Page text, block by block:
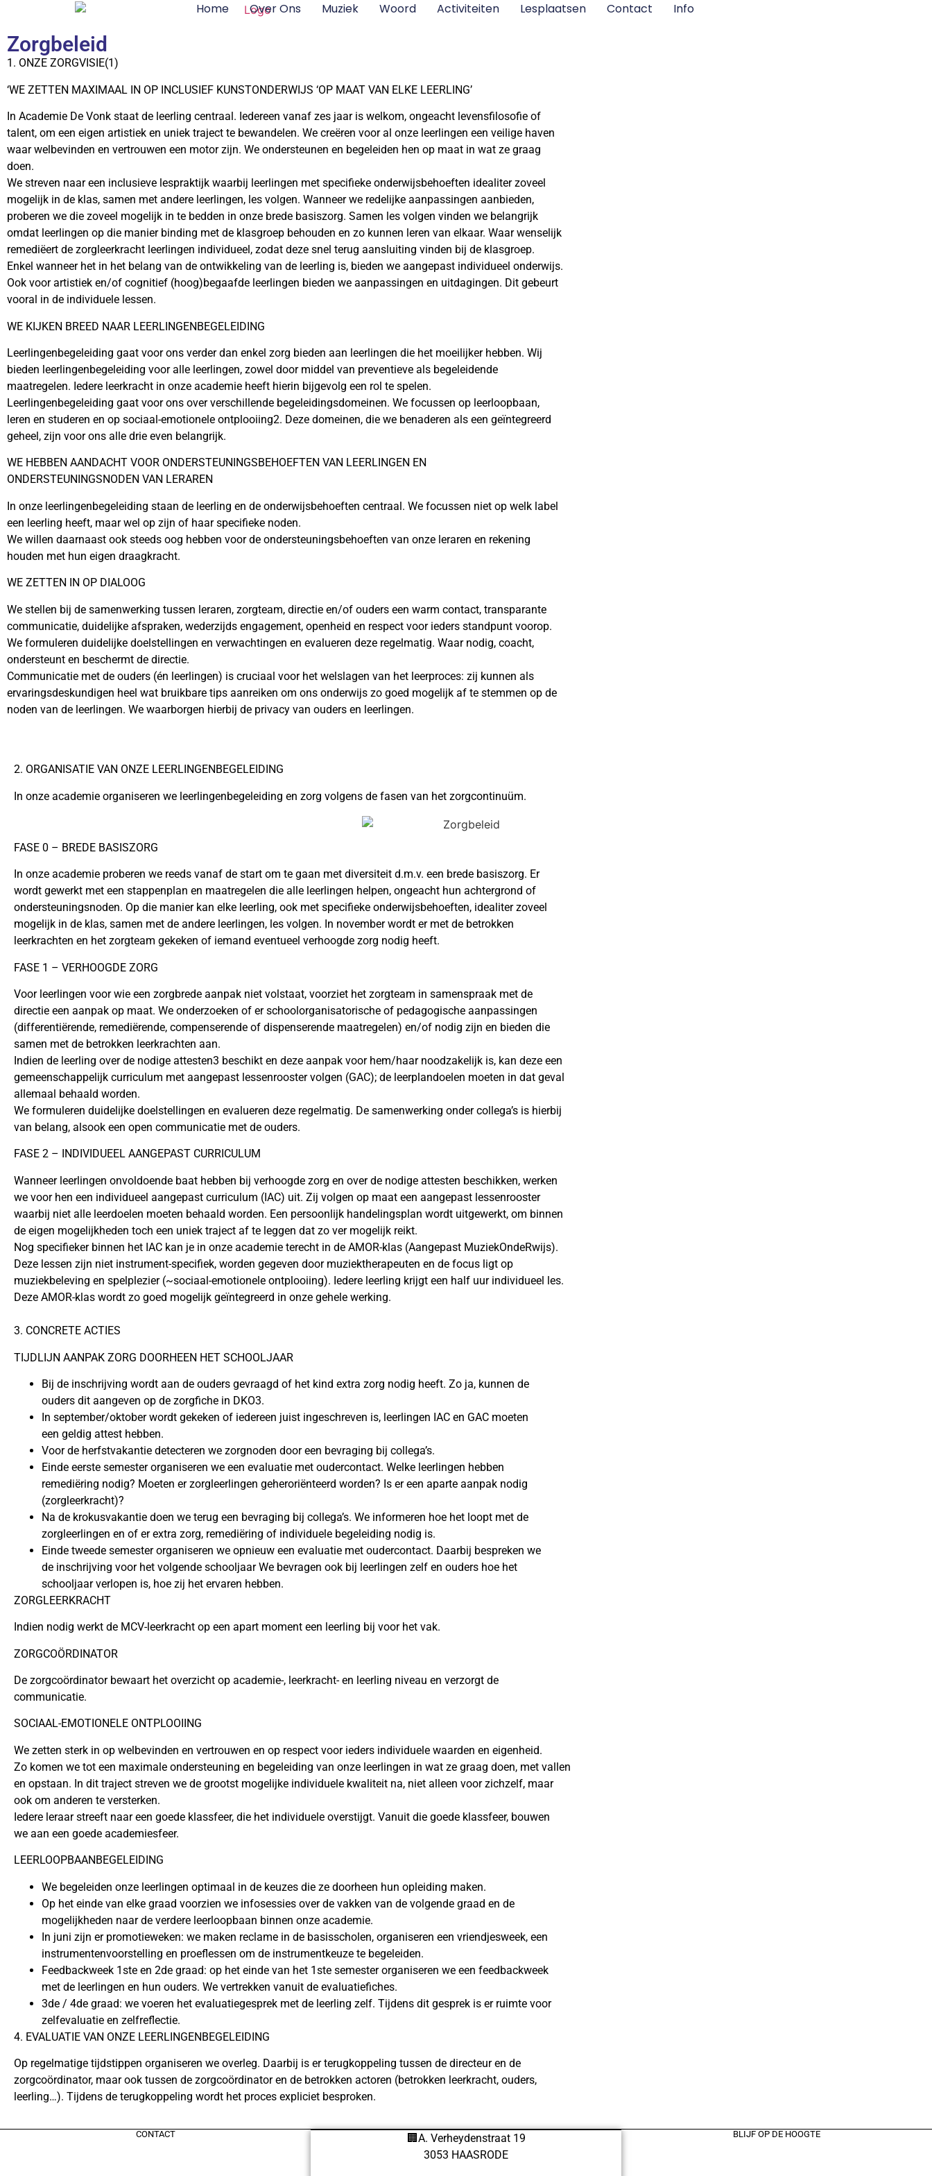
Home Over Ons Muziek Woord Activiteiten Lesplaatsen Contact Info
Zorgbeleid
1. ONZE ZORGVISIE(1)
‘WE ZETTEN MAXIMAAL IN OP INCLUSIEF KUNSTONDERWIJS ‘OP MAAT VAN ELKE LEERLING’
In Academie De Vonk staat de leerling centraal. Iedereen vanaf zes jaar is welkom, ongeacht levensfilosofie of
talent, om een eigen artistiek en uniek traject te bewandelen. We creëren voor al onze leerlingen een veilige haven
waar welbevinden en vertrouwen een motor zijn. We ondersteunen en begeleiden hen op maat in wat ze graag
doen.
We streven naar een inclusieve lespraktijk waarbij leerlingen met specifieke onderwijsbehoeften idealiter zoveel
mogelijk in de klas, samen met andere leerlingen, les volgen. Wanneer we redelijke aanpassingen aanbieden,
proberen we die zoveel mogelijk in te bedden in onze brede basiszorg. Samen les volgen vinden we belangrijk
omdat leerlingen op die manier binding met de klasgroep behouden en zo kunnen leren van elkaar. Waar wenselijk
remediëert de zorgleerkracht leerlingen individueel, zodat deze snel terug aansluiting vinden bij de klasgroep.
Enkel wanneer het in het belang van de ontwikkeling van de leerling is, bieden we aangepast individueel onderwijs.
Ook voor artistiek en/of cognitief (hoog)begaafde leerlingen bieden we aanpassingen en uitdagingen. Dit gebeurt
vooral in de individuele lessen.
WE KIJKEN BREED NAAR LEERLINGENBEGELEIDING
Leerlingenbegeleiding gaat voor ons verder dan enkel zorg bieden aan leerlingen die het moeilijker hebben. Wij
bieden leerlingenbegeleiding voor alle leerlingen, zowel door middel van preventieve als begeleidende
maatregelen. Iedere leerkracht in onze academie heeft hierin bijgevolg een rol te spelen.
Leerlingenbegeleiding gaat voor ons over verschillende begeleidingsdomeinen. We focussen op leerloopbaan,
leren en studeren en op sociaal-emotionele ontplooiing2. Deze domeinen, die we benaderen als een geïntegreerd
geheel, zijn voor ons alle drie even belangrijk.
WE HEBBEN AANDACHT VOOR ONDERSTEUNINGSBEHOEFTEN VAN LEERLINGEN EN
ONDERSTEUNINGSNODEN VAN LERAREN
In onze leerlingenbegeleiding staan de leerling en de onderwijsbehoeften centraal. We focussen niet op welk label
een leerling heeft, maar wel op zijn of haar specifieke noden.
We willen daarnaast ook steeds oog hebben voor de ondersteuningsbehoeften van onze leraren en rekening
houden met hun eigen draagkracht.
WE ZETTEN IN OP DIALOOG
We stellen bij de samenwerking tussen leraren, zorgteam, directie en/of ouders een warm contact, transparante
communicatie, duidelijke afspraken, wederzijds engagement, openheid en respect voor ieders standpunt voorop.
We formuleren duidelijke doelstellingen en verwachtingen en evalueren deze regelmatig. Waar nodig, coacht,
ondersteunt en beschermt de directie.
Communicatie met de ouders (én leerlingen) is cruciaal voor het welslagen van het leerproces: zij kunnen als
ervaringsdeskundigen heel wat bruikbare tips aanreiken om ons onderwijs zo goed mogelijk af te stemmen op de
noden van de leerlingen. We waarborgen hierbij de privacy van ouders en leerlingen.
2. ORGANISATIE VAN ONZE LEERLINGENBEGELEIDING
In onze academie organiseren we leerlingenbegeleiding en zorg volgens de fasen van het zorgcontinuüm.
FASE 0 – BREDE BASISZORG
In onze academie proberen we reeds vanaf de start om te gaan met diversiteit d.m.v. een brede basiszorg. Er
wordt gewerkt met een stappenplan en maatregelen die alle leerlingen helpen, ongeacht hun achtergrond of
ondersteuningsnoden. Op die manier kan elke leerling, ook met specifieke onderwijsbehoeften, idealiter zoveel
mogelijk in de klas, samen met de andere leerlingen, les volgen. In november wordt er met de betrokken
leerkrachten en het zorgteam gekeken of iemand eventueel verhoogde zorg nodig heeft.
FASE 1 – VERHOOGDE ZORG
Voor leerlingen voor wie een zorgbrede aanpak niet volstaat, voorziet het zorgteam in samenspraak met de
directie een aanpak op maat. We onderzoeken of er schoolorganisatorische of pedagogische aanpassingen
(differentiërende, remediërende, compenserende of dispenserende maatregelen) en/of nodig zijn en bieden die
samen met de betrokken leerkrachten aan.
Indien de leerling over de nodige attesten3 beschikt en deze aanpak voor hem/haar noodzakelijk is, kan deze een
gemeenschappelijk curriculum met aangepast lessenrooster volgen (GAC); de leerplandoelen moeten in dat geval
allemaal behaald worden.
We formuleren duidelijke doelstellingen en evalueren deze regelmatig. De samenwerking onder collega’s is hierbij
van belang, alsook een open communicatie met de ouders.
FASE 2 – INDIVIDUEEL AANGEPAST CURRICULUM
Wanneer leerlingen onvoldoende baat hebben bij verhoogde zorg en over de nodige attesten beschikken, werken
we voor hen een individueel aangepast curriculum (IAC) uit. Zij volgen op maat een aangepast lessenrooster
waarbij niet alle leerdoelen moeten behaald worden. Een persoonlijk handelingsplan wordt uitgewerkt, om binnen
de eigen mogelijkheden toch een uniek traject af te leggen dat zo ver mogelijk reikt.
Nog specifieker binnen het IAC kan je in onze academie terecht in de AMOR-klas (Aangepast MuziekOndeRwijs).
Deze lessen zijn niet instrument-specifiek, worden gegeven door muziektherapeuten en de focus ligt op
muziekbeleving en spelplezier (~sociaal-emotionele ontplooiing). Iedere leerling krijgt een half uur individueel les.
Deze AMOR-klas wordt zo goed mogelijk geïntegreerd in onze gehele werking.
3. CONCRETE ACTIES
TIJDLIJN AANPAK ZORG DOORHEEN HET SCHOOLJAAR
Bij de inschrijving wordt aan de ouders gevraagd of het kind extra zorg nodig heeft. Zo ja, kunnen de
ouders dit aangeven op de zorgfiche in DKO3.
In september/oktober wordt gekeken of iedereen juist ingeschreven is, leerlingen IAC en GAC moeten
een geldig attest hebben.
Voor de herfstvakantie detecteren we zorgnoden door een bevraging bij collega’s.
Einde eerste semester organiseren we een evaluatie met oudercontact. Welke leerlingen hebben
remediëring nodig? Moeten er zorgleerlingen geheroriënteerd worden? Is er een aparte aanpak nodig
(zorgleerkracht)?
Na de krokusvakantie doen we terug een bevraging bij collega’s. We informeren hoe het loopt met de
zorgleerlingen en of er extra zorg, remediëring of individuele begeleiding nodig is.
Einde tweede semester organiseren we opnieuw een evaluatie met oudercontact. Daarbij bespreken we
de inschrijving voor het volgende schooljaar We bevragen ook bij leerlingen zelf en ouders hoe het
schooljaar verlopen is, hoe zij het ervaren hebben.
ZORGLEERKRACHT
Indien nodig werkt de MCV-leerkracht op een apart moment een leerling bij voor het vak.
ZORGCOÖRDINATOR
De zorgcoördinator bewaart het overzicht op academie-, leerkracht- en leerling niveau en verzorgt de
communicatie.
SOCIAAL-EMOTIONELE ONTPLOOIING
We zetten sterk in op welbevinden en vertrouwen en op respect voor ieders individuele waarden en eigenheid.
Zo komen we tot een maximale ondersteuning en begeleiding van onze leerlingen in wat ze graag doen, met vallen
en opstaan. In dit traject streven we de grootst mogelijke individuele kwaliteit na, niet alleen voor zichzelf, maar
ook om anderen te versterken.
Iedere leraar streeft naar een goede klassfeer, die het individuele overstijgt. Vanuit die goede klassfeer, bouwen
we aan een goede academiesfeer.
LEERLOOPBAANBEGELEIDING
We begeleiden onze leerlingen optimaal in de keuzes die ze doorheen hun opleiding maken.
Op het einde van elke graad voorzien we infosessies over de vakken van de volgende graad en de
mogelijkheden naar de verdere leerloopbaan binnen onze academie.
In juni zijn er promotieweken: we maken reclame in de basisscholen, organiseren een vriendjesweek, een
instrumentenvoorstelling en proeflessen om de instrumentkeuze te begeleiden.
Feedbackweek 1ste en 2de graad: op het einde van het 1ste semester organiseren we een feedbackweek
met de leerlingen en hun ouders. We vertrekken vanuit de evaluatiefiches.
3de / 4de graad: we voeren het evaluatiegesprek met de leerling zelf. Tijdens dit gesprek is er ruimte voor
zelfevaluatie en zelfreflectie.
4. EVALUATIE VAN ONZE LEERLINGENBEGELEIDING
Op regelmatige tijdstippen organiseren we overleg. Daarbij is er terugkoppeling tussen de directeur en de
zorgcoördinator, maar ook tussen de zorgcoördinator en de betrokken actoren (betrokken leerkracht, ouders,
leerling…). Tijdens de terugkoppeling wordt het proces expliciet besproken.
CONTACT
🏢A. Verheydenstraat 19
3053 HAASRODE
BLIJF OP DE HOOGTE